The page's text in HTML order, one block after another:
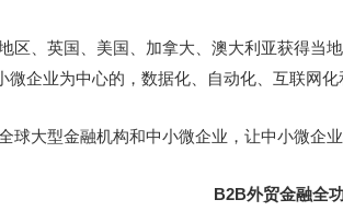
区、英国、美国、加拿大、澳大利亚获得
企业为中心的，数据化、自动化、互联网化
球大型金融机构和中小微企业，让中小微企
B2B外贸金融全